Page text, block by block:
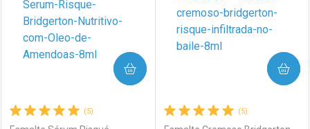
(5)
COMPRAR
(5)
COMPRAR